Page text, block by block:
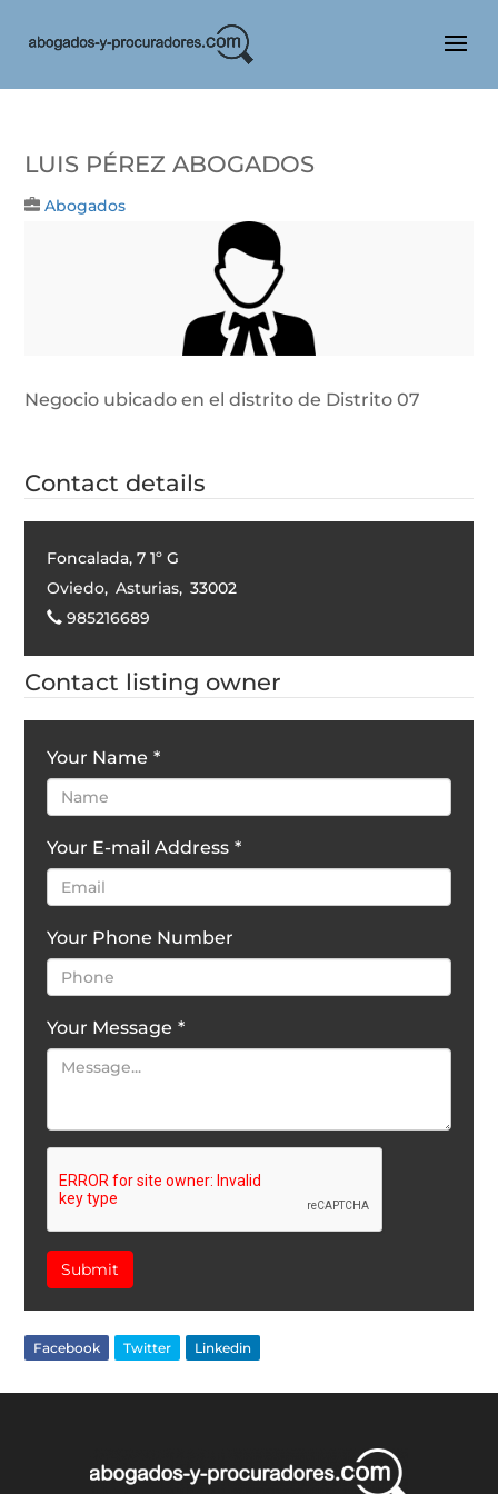
LUIS PÉREZ ABOGADOS
Abogados
Negocio ubicado en el distrito de Distrito 07
Contact details
Foncalada, 7 1º G
Oviedo, Asturias, 33002
985216689
Contact listing owner
Your Name *
Your E-mail Address *
Your Phone Number
Your Message *
Submit
Facebook Twitter Linkedin